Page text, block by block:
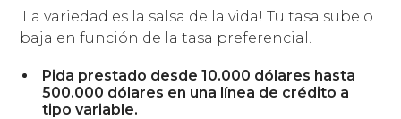
¡La variedad es la salsa de la vida! Tu tasa sube o
baja en función de la tasa preferencial.
Pida prestado desde 10.000 dólares hasta
500.000 dólares en una línea de crédito a
tipo variable.